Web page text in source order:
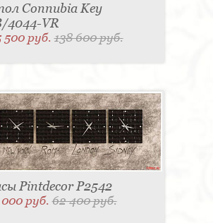
Connubia Key
4044-VR
500 руб.138 600 руб.
Pintdecor P2542
000 руб.62 400 руб.